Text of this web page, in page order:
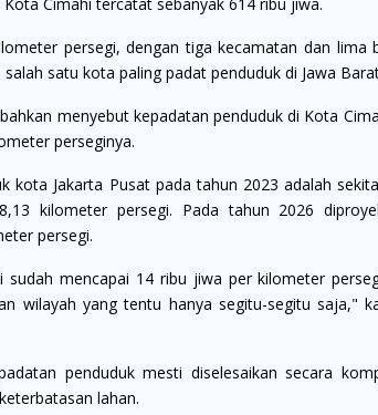
persegi, dengan tiga kecamatan dan lima
satu kota paling padat penduduk di Jawa
menyebut kepadatan penduduk di Kota
perseginya.
kota Jakarta Pusat pada tahun 2023 adalah
kilometer persegi. Pada tahun 2026
persegi.
mencapai 14 ribu jiwa per kilometer
wilayah yang tentu hanya segitu-segitu saja,"
penduduk mesti diselesaikan secara
lahan.